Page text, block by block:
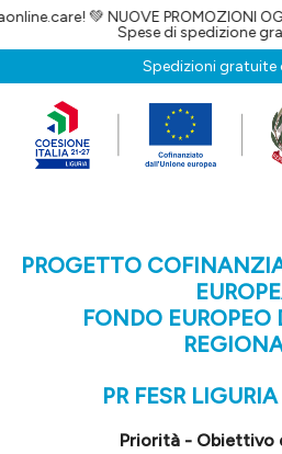
💚 NUOVE PROMOZIONI
Spese di spedizione
Spedizioni gratuite
PROGETTO
FONDO EUROPEO
PR FESR
Priorità - Obiettivo